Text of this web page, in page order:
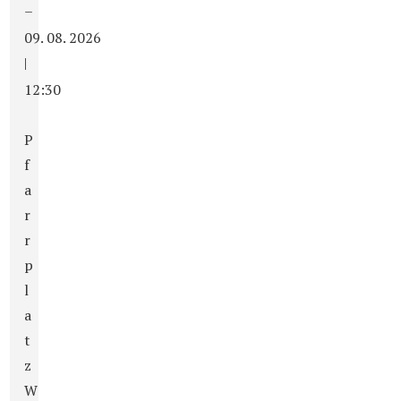
–
09. 08. 2026
|
12:30
P
f
a
r
r
p
l
a
t
z
W